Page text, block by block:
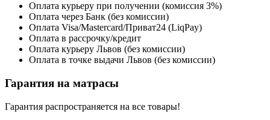
Оплата курьеру при получении (комиссия 3%)
Оплата через Банк (без комиссии)
Оплата Visa/Mastercard/Приват24 (LiqPay)
Оплата в рассрочку/кредит
Оплата курьеру Львов (без комиссии)
Оплата в точке выдачи Львов (без комиссии)
Гарантия на матрасы
Гарантия распространяется на все товары!